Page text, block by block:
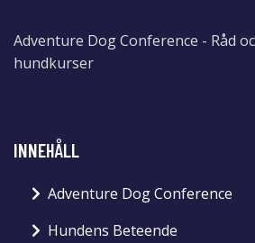
Adventure Dog Conference - Råd
hundkurser
INNEHÅLL
Adventure Dog Conference
Hundens Beteende